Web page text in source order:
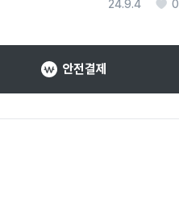
24.9.4 0
안전결제